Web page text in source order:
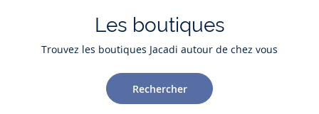
Les boutiques
Trouvez les boutiques Jacadi autour de chez vous
Rechercher